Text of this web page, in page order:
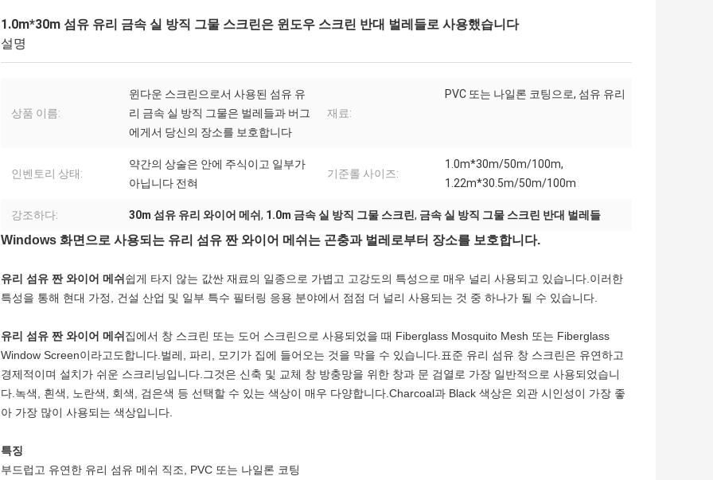
1.0m*30m 섬유 유리 금속 실 방직 그물 스크린은 윈도우 스크린 반대 벌레들로 사용했습니다
설명
상품 이름:
윈다운 스크린으로서 사용된 섬유 유
리 금속 실 방직 그물은 벌레들과 버그
에게서 당신의 장소를 보호합니다
재료:
PVC 또는 나일론 코팅으로, 섬유 유리
인벤토리 상태:
약간의 상술은 안에 주식이고 일부가
아닙니다 전혀
기준롤 사이즈:
1.0m*30m/50m/100m,
1.22m*30.5m/50m/100m
강조하다: 30m 섬유 유리 와이어 메쉬, 1.0m 금속 실 방직 그물 스크린, 금속 실 방직 그물 스크린 반대 벌레들
Windows 화면으로 사용되는 유리 섬유 짠 와이어 메쉬는 곤충과 벌레로부터 장소를 보호합니다.
유리 섬유 짠 와이어 메쉬 쉽게 타지 않는 값싼 재료의 일종으로 가볍고 고강도의 특성으로 매우 널리 사용되고 있습니다.이러한
특성을 통해 현대 가정, 건설 산업 및 일부 특수 필터링 응용 분야에서 점점 더 널리 사용되는 것 중 하나가 될 수 있습니다.
유리 섬유 짠 와이어 메쉬 집에서 창 스크린 또는 도어 스크린으로 사용되었을 때 Fiberglass Mosquito Mesh 또는 Fiberglass
Window Screen이라고도합니다.벌레, 파리, 모기가 집에 들어오는 것을 막을 수 있습니다.표준 유리 섬유 창 스크린은 유연하고
경제적이며 설치가 쉬운 스크리닝입니다.그것은 신축 및 교체 창 방충망을 위한 창과 문 검열로 가장 일반적으로 사용되었습니
다.녹색, 흰색, 노란색, 회색, 검은색 등 선택할 수 있는 색상이 매우 다양합니다.Charcoal과 Black 색상은 외관 시인성이 가장 좋
아 가장 많이 사용되는 색상입니다.
특징
부드럽고 유연한 유리 섬유 메쉬 직조, PVC 또는 나일론 코팅